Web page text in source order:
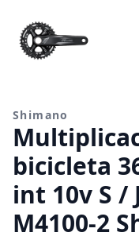
Shimano
bicicleta
int 10v S /
M4100-2